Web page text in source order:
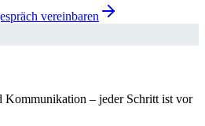
vereinbaren
– jeder Schritt ist vor